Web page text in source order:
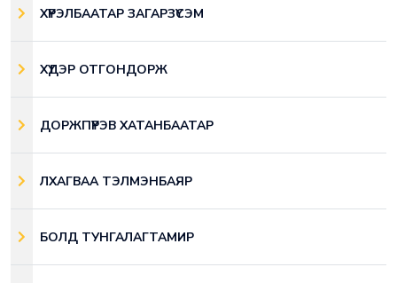
ХҮРЭЛБААТАР ЗАГАРЗҮСЭМ
ХҮДЭР ОТГОНДОРЖ
ДОРЖПҮРЭВ ХАТАНБААТАР
ЛХАГВАА ТЭЛМЭНБАЯР
БОЛД ТУНГАЛАГТАМИР